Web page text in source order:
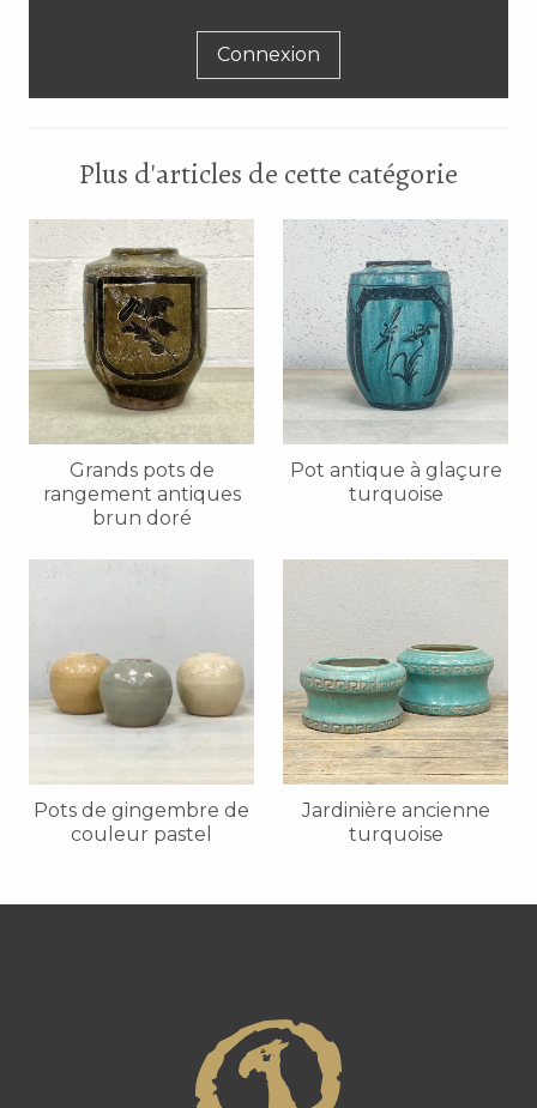
Connexion
Plus d'articles de cette catégorie
Grands pots de
rangement antiques
brun doré
Pot antique à glaçure
turquoise
Pots de gingembre de
couleur pastel
Jardinière ancienne
turquoise